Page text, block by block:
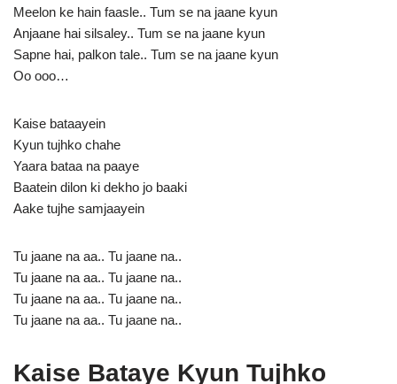
Meelon ke hain faasle.. Tum se na jaane kyun
Anjaane hai silsaley.. Tum se na jaane kyun
Sapne hai, palkon tale.. Tum se na jaane kyun
Oo ooo…
Kaise bataayein
Kyun tujhko chahe
Yaara bataa na paaye
Baatein dilon ki dekho jo baaki
Aake tujhe samjaayein
Tu jaane na aa.. Tu jaane na..
Tu jaane na aa.. Tu jaane na..
Tu jaane na aa.. Tu jaane na..
Tu jaane na aa.. Tu jaane na..
Kaise Bataye Kyun Tujhko